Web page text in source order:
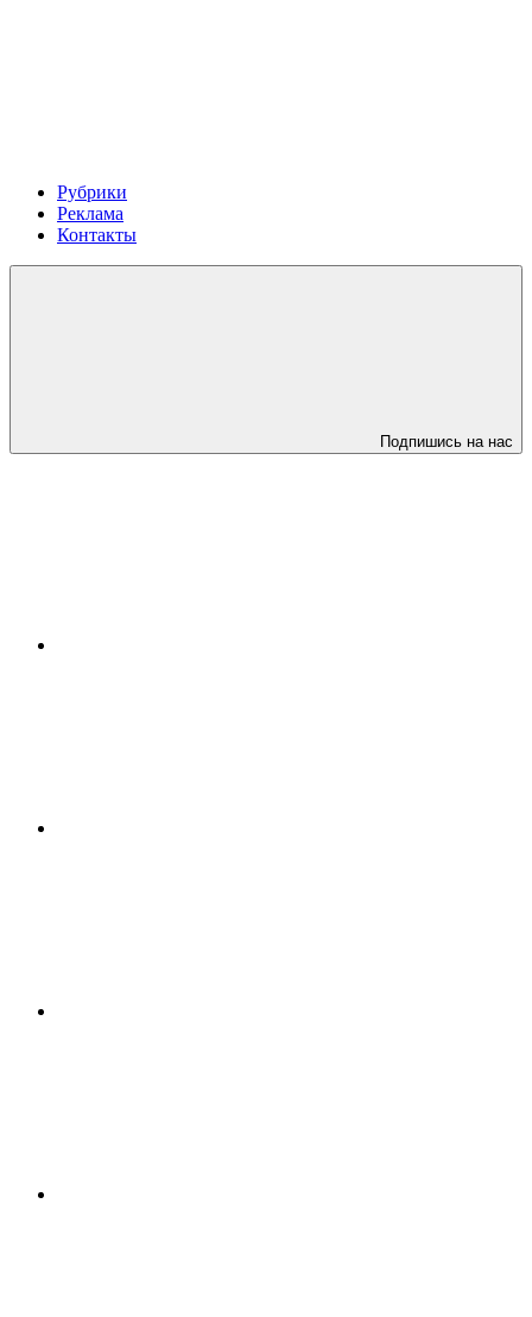
Рубрики
Реклама
Контакты
Подпишись на нас